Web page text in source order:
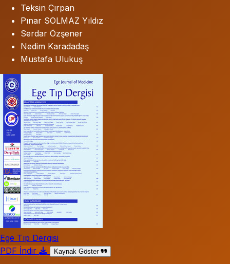
Teksin Çırpan
Pınar SOLMAZ Yıldız
Serdar Özşener
Nedim Karadadaş
Mustafa Ulukuş
Ege Tıp Dergisi
PDF İndir
Kaynak Göster